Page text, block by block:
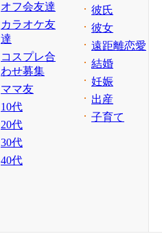
オフ会友達
カラオケ友
達
コスプレ合
わせ募集
ママ友
10代
20代
30代
40代
彼氏
彼女
遠距離恋愛
結婚
妊娠
出産
子育て